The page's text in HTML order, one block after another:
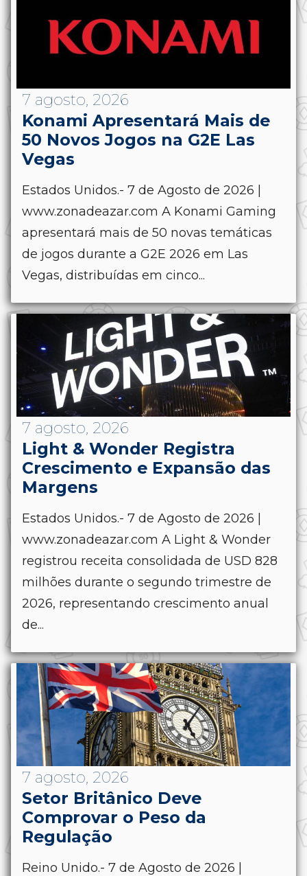
7 agosto, 2026
Konami Apresentará Mais de
50 Novos Jogos na G2E Las
Vegas
Estados Unidos.- 7 de Agosto de 2026 |
www.zonadeazar.com A Konami Gaming
apresentará mais de 50 novas temáticas
de jogos durante a G2E 2026 em Las
Vegas, distribuídas em cinco...
7 agosto, 2026
Light & Wonder Registra
Crescimento e Expansão das
Margens
Estados Unidos.- 7 de Agosto de 2026 |
www.zonadeazar.com A Light & Wonder
registrou receita consolidada de USD 828
milhões durante o segundo trimestre de
2026, representando crescimento anual
de...
7 agosto, 2026
Setor Britânico Deve
Comprovar o Peso da
Regulação
Reino Unido.- 7 de Agosto de 2026 |